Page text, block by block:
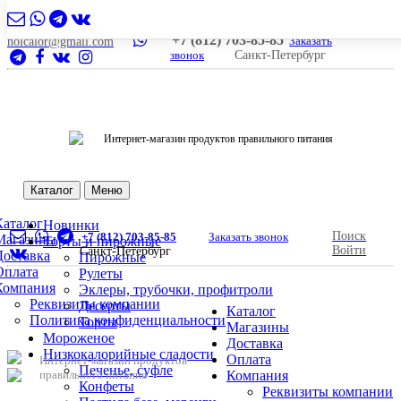
nolcalor@gmail.com +7 (812) 703-85-85 Заказать
звонок
Санкт-Петербург
Интернет-магазин продуктов правильного питания
Каталог Меню
Реквизиты компании
Политика конфиденциальности
Новинки
Торты и пирожные
Пирожные
Рулеты
Эклеры, трубочки, профитроли
Десерты
Торты
Мороженое
Низкокалорийные сладости
Печенье, суфле
Конфеты
+7 (812) 703-85-85
Заказать звонок
Санкт-Петербург
Поиск
Войти
Интернет-магазин продуктов
правильного питания
Каталог
Магазины
Доставка
Оплата
Компания
Реквизиты компании